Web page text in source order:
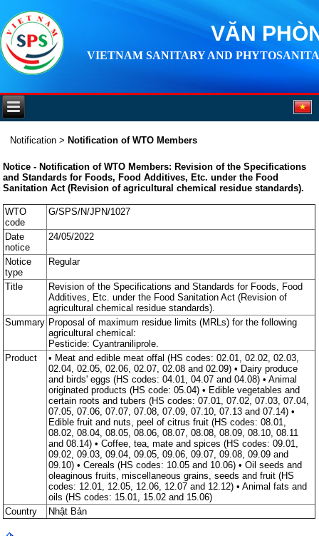
VĂN
VIETNAM SANITARY AND
Notification > Notification of WTO Members
Notice - Notification of WTO Members: Revision of the Specifications
and Standards for Foods, Food Additives, Etc. under the Food
Sanitation Act (Revision of agricultural chemical residue standards).
WTO
code
G/SPS/N/JPN/1027
Date
notice
24/05/2022
Notice
type
Regular
Title
Revision of the Specifications and Standards for Foods, Food
Additives, Etc. under the Food Sanitation Act (Revision of
agricultural chemical residue standards).
Summary Proposal of maximum residue limits (MRLs) for the following
agricultural chemical:
Pesticide: Cyantraniliprole.
Product
• Meat and edible meat offal (HS codes: 02.01, 02.02, 02.03,
02.04, 02.05, 02.06, 02.07, 02.08 and 02.09) • Dairy produce
and birds' eggs (HS codes: 04.01, 04.07 and 04.08) • Animal
originated products (HS code: 05.04) • Edible vegetables and
certain roots and tubers (HS codes: 07.01, 07.02, 07.03, 07.04,
07.05, 07.06, 07.07, 07.08, 07.09, 07.10, 07.13 and 07.14) •
Edible fruit and nuts, peel of citrus fruit (HS codes: 08.01,
08.02, 08.04, 08.05, 08.06, 08.07, 08.08, 08.09, 08.10, 08.11
and 08.14) • Coffee, tea, mate and spices (HS codes: 09.01,
09.02, 09.03, 09.04, 09.05, 09.06, 09.07, 09.08, 09.09 and
09.10) • Cereals (HS codes: 10.05 and 10.06) • Oil seeds and
oleaginous fruits, miscellaneous grains, seeds and fruit (HS
codes: 12.01, 12.05, 12.06, 12.07 and 12.12) • Animal fats and
oils (HS codes: 15.01, 15.02 and 15.06)
Country
Nhật Bản